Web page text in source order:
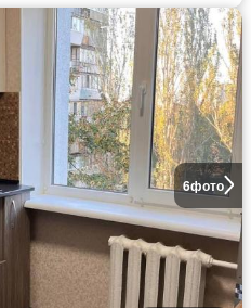
6фото